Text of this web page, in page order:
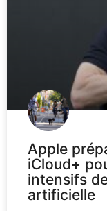
Apple
iCloud+
intensifs
artificielle